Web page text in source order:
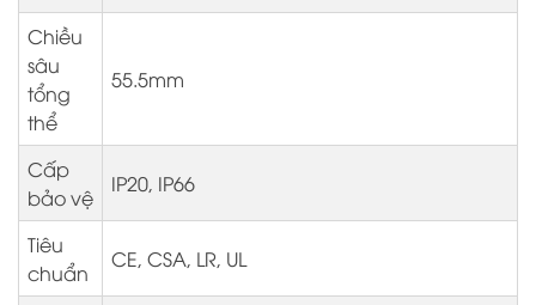
Chiều
sâu
tổng
thể
55.5mm
Cấp
bảo vệ
IP20, IP66
Tiêu
chuẩn
CE, CSA, LR, UL